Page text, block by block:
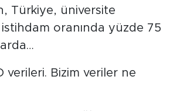
Türkiye, üniversite
istihdam oranında yüzde 75
verileri. Bizim veriler ne